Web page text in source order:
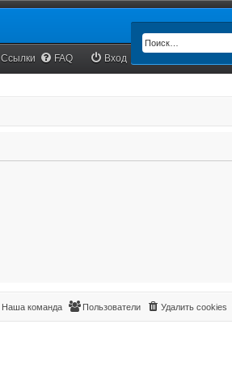
Ссылки FAQ Вход
Удалить cookies
Пользователи
Наша команда